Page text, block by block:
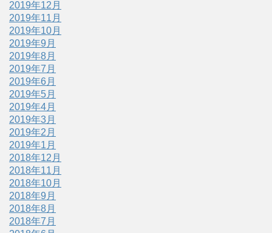
2019年12月
2019年11月
2019年10月
2019年9月
2019年8月
2019年7月
2019年6月
2019年5月
2019年4月
2019年3月
2019年2月
2019年1月
2018年12月
2018年11月
2018年10月
2018年9月
2018年8月
2018年7月